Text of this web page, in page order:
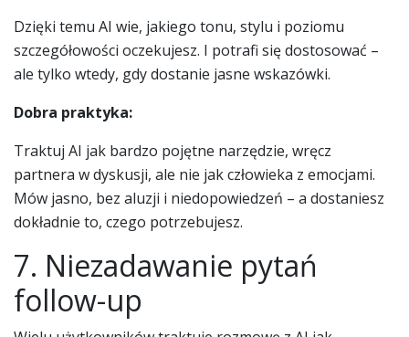
Dzięki temu AI wie, jakiego tonu, stylu i poziomu
szczegółowości oczekujesz. I potrafi się dostosować –
ale tylko wtedy, gdy dostanie jasne wskazówki.
Dobra praktyka:
Traktuj AI jak bardzo pojętne narzędzie, wręcz
partnera w dyskusji, ale nie jak człowieka z emocjami.
Mów jasno, bez aluzji i niedopowiedzeń – a dostaniesz
dokładnie to, czego potrzebujesz.
7. Niezadawanie pytań
follow-up